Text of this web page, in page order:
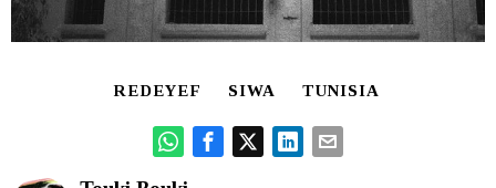
REDEYEF SIWA TUNISIA